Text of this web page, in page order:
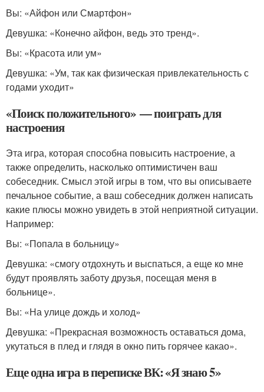
Вы: «Айфон или Смартфон»
Девушка: «Конечно айфон, ведь это тренд».
Вы: «Красота или ум»
Девушка: «Ум, так как физическая привлекательность с
годами уходит»
«Поиск положительного» — поиграть для
настроения
Эта игра, которая способна повысить настроение, а
также определить, насколько оптимистичен ваш
собеседник. Смысл этой игры в том, что вы описываете
печальное событие, а ваш собеседник должен написать
какие плюсы можно увидеть в этой неприятной ситуации.
Например:
Вы: «Попала в больницу»
Девушка: «смогу отдохнуть и выспаться, а еще ко мне
будут проявлять заботу друзья, посещая меня в
больнице».
Вы: «На улице дождь и холод»
Девушка: «Прекрасная возможность оставаться дома,
укутаться в плед и глядя в окно пить горячее какао».
Еще одна игра в переписке ВК: «Я знаю 5»